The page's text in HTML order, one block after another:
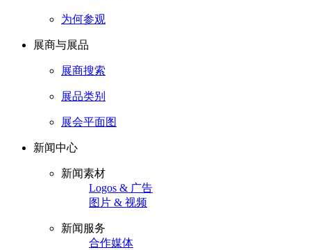
为何参观
展商与展品
展商搜索
展品类别
展会平面图
新闻中心
新闻素材
Logos & 广告
图片 & 视频
新闻服务
合作媒体